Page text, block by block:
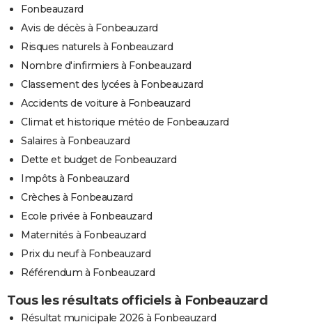
Fonbeauzard
Avis de décès à Fonbeauzard
Risques naturels à Fonbeauzard
Nombre d'infirmiers à Fonbeauzard
Classement des lycées à Fonbeauzard
Accidents de voiture à Fonbeauzard
Climat et historique météo de Fonbeauzard
Salaires à Fonbeauzard
Dette et budget de Fonbeauzard
Impôts à Fonbeauzard
Crèches à Fonbeauzard
Ecole privée à Fonbeauzard
Maternités à Fonbeauzard
Prix du neuf à Fonbeauzard
Référendum à Fonbeauzard
Tous les résultats officiels à Fonbeauzard
Résultat municipale 2026 à Fonbeauzard